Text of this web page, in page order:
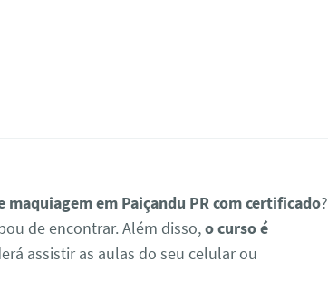
maquiagem em Paiçandu PR com certificado?
de encontrar. Além disso,o curso é
assistir as aulas do seu celular ou